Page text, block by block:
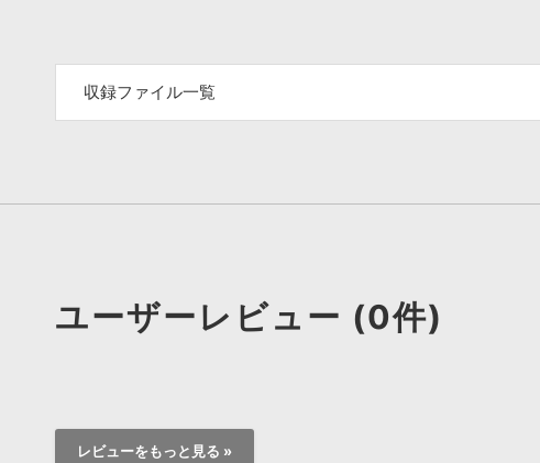
収録ファイル一覧
ユーザーレビュー (0件)
レビューをもっと見る »